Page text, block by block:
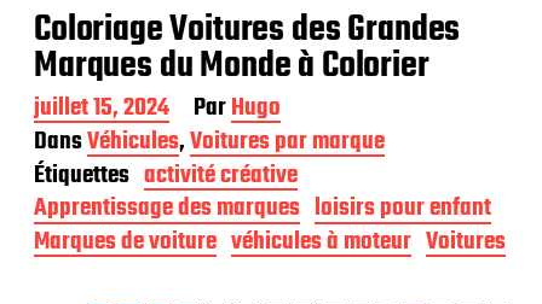
Coloriage Voitures des Grandes
Marques du Monde à Colorier
D
a
t
e
d
e
p
juillet 15, 2024 ParHugo
DansVéhicules,Voitures par marque
Étiquettes activité créative
Apprentissage des marques loisirs pour enfant
Marques de voiture véhicules à moteur Voitures